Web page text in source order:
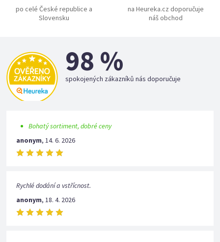
po celé České republice a
Slovensku
na Heureka.cz doporučuje
náš obchod
98 %
spokojených zákazníků nás doporučuje
Bohatý sortiment, dobré ceny
anonym,14. 6. 2026
Rychlé dodání a vstřícnost.
anonym,18. 4. 2026